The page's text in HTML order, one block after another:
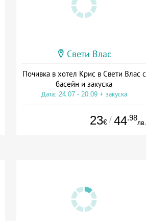
Свети Влас
Почивка в хотел Крис в Свети Влас с
басейн и закуска
Дата: 24.07 - 20.09 + закуска
23€ / 44.98
лв.